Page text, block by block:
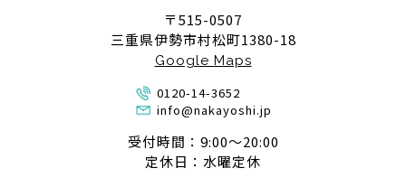
〒515-0507
三重県伊勢市村松町1380-18
Google Maps
0120-14-3652
info@nakayoshi.jp
受付時間：9:00〜20:00
定休日：水曜定休